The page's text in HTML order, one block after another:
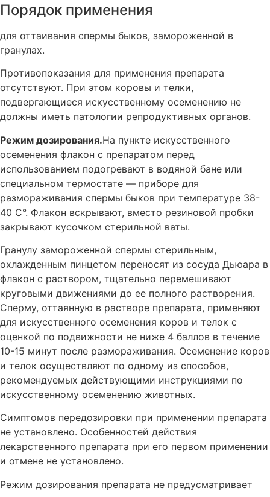
Порядок применения
для оттаивания спермы быков, замороженной в
гранулах.
Противопоказания для применения препарата
отсутствуют. При этом коровы и телки,
подвергающиеся искусственному осеменению не
должны иметь патологии репродуктивных органов.
Режим дозирования.На пункте искусственного
осеменения флакон с препаратом перед
использованием подогревают в водяной бане или
специальном термостате — приборе для
размораживания спермы быков при температуре 38-
40 С°. Флакон вскрывают, вместо резиновой пробки
закрывают кусочком стерильной ваты.
Гранулу замороженной спермы стерильным,
охлажденным пинцетом переносят из сосуда Дьюара в
флакон с раствором, тщательно перемешивают
круговыми движениями до ее полного растворения.
Сперму, оттаянную в растворе препарата, применяют
для искусственного осеменения коров и телок с
оценкой по подвижности не ниже 4 баллов в течение
10-15 минут после размораживания. Осеменение коров
и телок осуществляют по одному из способов,
рекомендуемых действующими инструкциями по
искусственному осеменению животных.
Симптомов передозировки при применении препарата
не установлено. Особенностей действия
лекарственного препарата при его первом применении
и отмене не установлено.
Режим дозирования препарата не предусматривает